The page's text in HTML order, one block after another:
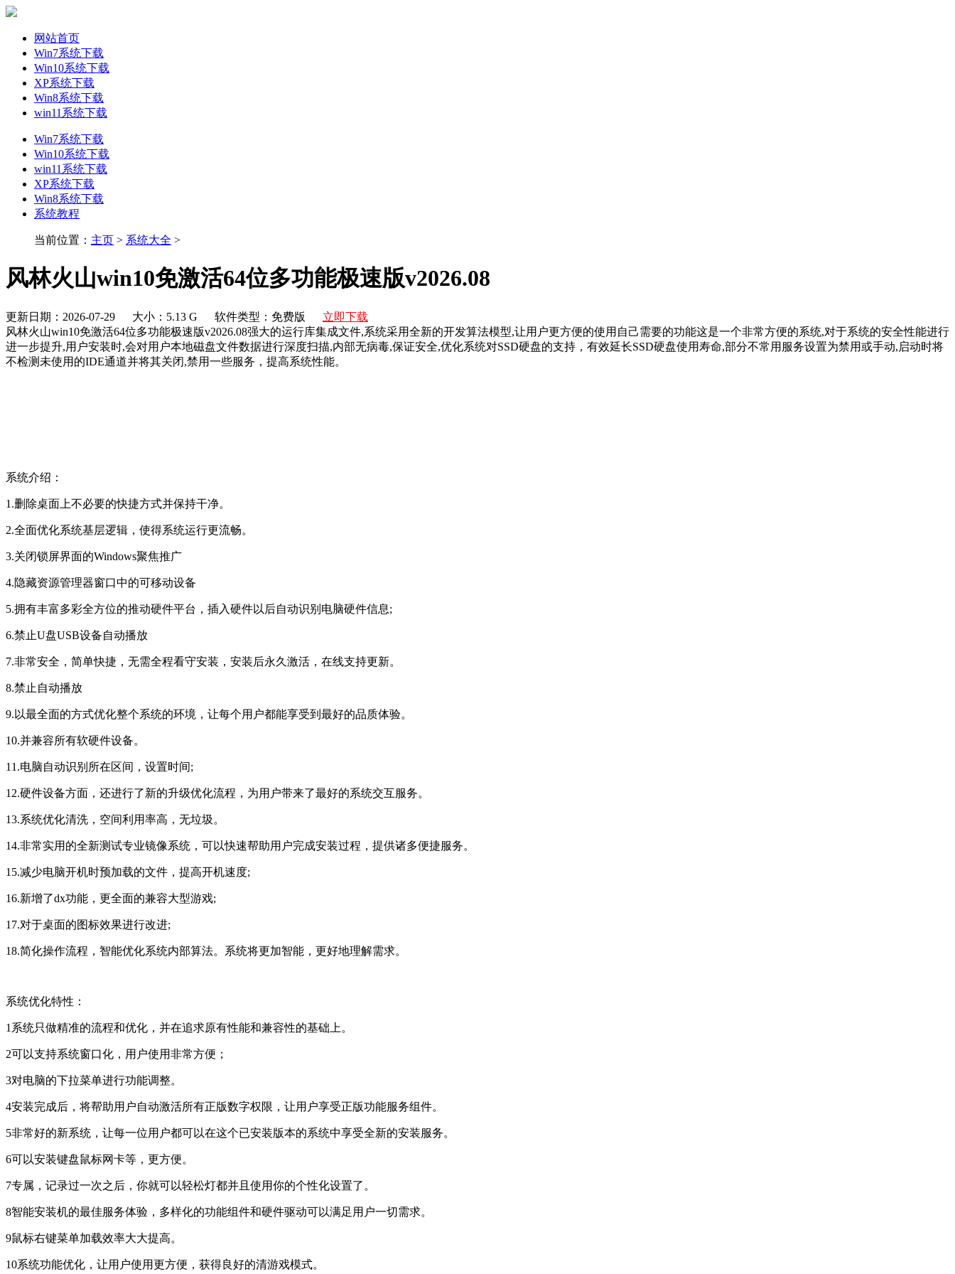
网站首页
Win7系统下载
Win10系统下载
XP系统下载
Win8系统下载
win11系统下载
Win7系统下载
Win10系统下载
win11系统下载
XP系统下载
Win8系统下载
系统教程
当前位置： 主页 > 系统大全 >
风林火山win10免激活64位多功能极速版v2026.08
更新日期：2026-07-29 大小：5.13 G 软件类型：免费版
立即下载
风林火山win10免激活64位多功能极速版v2026.08强大的运行库集成文件,系统采用全新的开发算法模型,让用户更方便的使用自己需要的功能这是一个非常方便的系统,对于系统的安全性能进行
进一步提升,用户安装时,会对用户本地磁盘文件数据进行深度扫描,内部无病毒,保证安全,优化系统对SSD硬盘的支持，有效延长SSD硬盘使用寿命,部分不常用服务设置为禁用或手动,启动时将
不检测未使用的IDE通道并将其关闭,禁用一些服务，提高系统性能。
系统介绍：
1.删除桌面上不必要的快捷方式并保持干净。
2.全面优化系统基层逻辑，使得系统运行更流畅。
3.关闭锁屏界面的Windows聚焦推广
4.隐藏资源管理器窗口中的可移动设备
5.拥有丰富多彩全方位的推动硬件平台，插入硬件以后自动识别电脑硬件信息;
6.禁止U盘USB设备自动播放
7.非常安全，简单快捷，无需全程看守安装，安装后永久激活，在线支持更新。
8.禁止自动播放
9.以最全面的方式优化整个系统的环境，让每个用户都能享受到最好的品质体验。
10.并兼容所有软硬件设备。
11.电脑自动识别所在区间，设置时间;
12.硬件设备方面，还进行了新的升级优化流程，为用户带来了最好的系统交互服务。
13.系统优化清洗，空间利用率高，无垃圾。
14.非常实用的全新测试专业镜像系统，可以快速帮助用户完成安装过程，提供诸多便捷服务。
15.减少电脑开机时预加载的文件，提高开机速度;
16.新增了dx功能，更全面的兼容大型游戏;
17.对于桌面的图标效果进行改进;
18.简化操作流程，智能优化系统内部算法。系统将更加智能，更好地理解需求。
系统优化特性：
1系统只做精准的流程和优化，并在追求原有性能和兼容性的基础上。
2可以支持系统窗口化，用户使用非常方便；
3对电脑的下拉菜单进行功能调整。
4安装完成后，将帮助用户自动激活所有正版数字权限，让用户享受正版功能服务组件。
5非常好的新系统，让每一位用户都可以在这个已安装版本的系统中享受全新的安装服务。
6可以安装键盘鼠标网卡等，更方便。
7专属，记录过一次之后，你就可以轻松灯都并且使用你的个性化设置了。
8智能安装机的最佳服务体验，多样化的功能组件和硬件驱动可以满足用户一切需求。
9鼠标右键菜单加载效率大大提高。
10系统功能优化，让用户使用更方便，获得良好的清游戏模式。